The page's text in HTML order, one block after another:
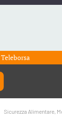
Teleborsa
Sicurezza Alimentare,